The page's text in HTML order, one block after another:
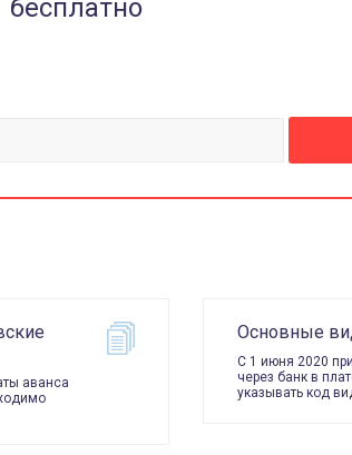
бесплатно
аванса
Основные
С 1 июня 2020
через банк в
указывать код